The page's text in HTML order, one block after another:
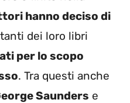
hanno deciso di
dei loro libri
per lo scopo
. Tra questi anche
Saunders e